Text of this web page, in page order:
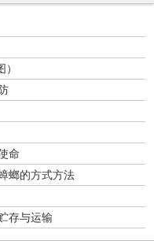
命
螂的方式方法
存与运输